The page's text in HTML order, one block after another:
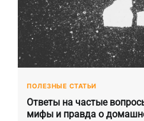
ПОЛЕЗНЫЕ СТАТЬИ
Ответы на частые
мифы и правда о